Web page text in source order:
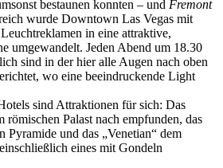
bestaunen konnten – und Fremont
wurde Downtown Las Vegas mit
in eine attraktive,
umgewandelt. Jeden Abend um 18.30
sind in der hier alle Augen nach oben
wo eine beeindruckende Light
sind Attraktionen für sich: Das
römischen Palast nach empfunden, das
Pyramide und das „Venetian“ dem
eines mit Gondeln